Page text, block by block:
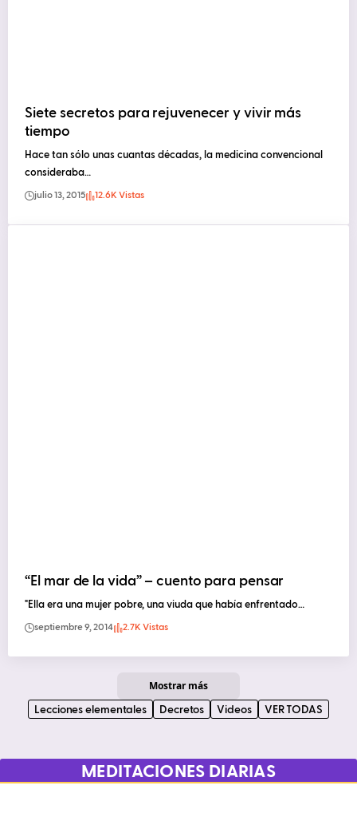
Siete secretos para rejuvenecer y vivir más
tiempo
Hace tan sólo unas cuantas décadas, la medicina convencional
consideraba…
julio 13, 2015 12.6K Vistas
“El mar de la vida” – cuento para pensar
"Ella era una mujer pobre, una viuda que había enfrentado…
septiembre 9, 2014 2.7K Vistas
Mostrar más
Lecciones elementales Decretos Videos VER TODAS
MEDITACIONES DIARIAS